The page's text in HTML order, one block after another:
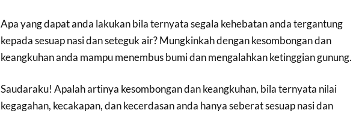
Apa yang dapat anda lakukan bila ternyata segala kehebatan anda tergantung
kepada sesuap nasi dan seteguk air? Mungkinkah dengan kesombongan dan
keangkuhan anda mampu menembus bumi dan mengalahkan ketinggian gunung.
Saudaraku! Apalah artinya kesombongan dan keangkuhan, bila ternyata nilai
kegagahan, kecakapan, dan kecerdasan anda hanya seberat sesuap nasi dan